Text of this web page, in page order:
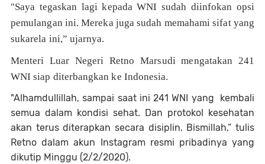
"Saya tegaskan lagi kepada WNI sudah diinfokan opsi
pemulangan ini. Mereka juga sudah memahami sifat yang
sukarela ini,” ujarnya.
Menteri Luar Negeri Retno Marsudi mengatakan 241
WNI siap diterbangkan ke Indonesia.
"Alhamdullillah, sampai saat ini 241 WNI yang kembali
semua dalam kondisi sehat. Dan protokol kesehatan
akan terus diterapkan secara disiplin. Bismillah,” tulis
Retno dalam akun Instagram resmi pribadinya yang
dikutip Minggu (2/2/2020).